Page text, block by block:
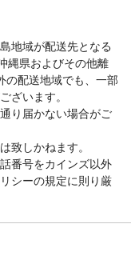
地域が配送先となる
縄県およびその他離
の配送地域でも、一部
ざいます。
り届かない場合がご
致しかねます。
番号をカインズ以外
シーの規定に則り厳